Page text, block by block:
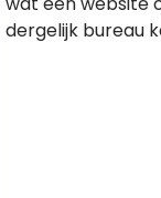
dergelijk bureau